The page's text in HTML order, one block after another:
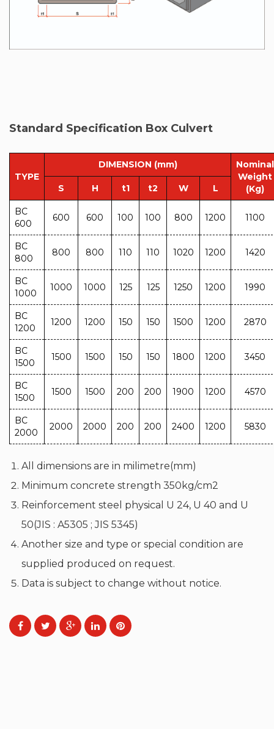
Standard Specification Box Culvert
TYPE
DIMENSION (mm)
Nominal
Weight
(Kg)
S H t1 t2 W L
BC
600
600 600 100 100 800 1200 1100
BC
800
800 800 110 110 1020 1200 1420
BC
1000
1000 1000 125 125 1250 1200 1990
BC
1200
1200 1200 150 150 1500 1200 2870
BC
1500
1500 1500 150 150 1800 1200 3450
BC
1500
1500 1500 200 200 1900 1200 4570
BC
2000
2000 2000 200 200 2400 1200 5830
All dimensions are in milimetre(mm)
Minimum concrete strength 350kg/cm2
Reinforcement steel physical U 24, U 40 and U
50(JIS : A5305 ; JIS 5345)
Another size and type or special condition are
supplied produced on request.
Data is subject to change without notice.